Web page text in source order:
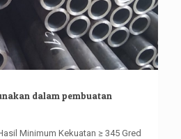
dalam pembuatan
Minimum Kekuatan ≥ 345 Gred